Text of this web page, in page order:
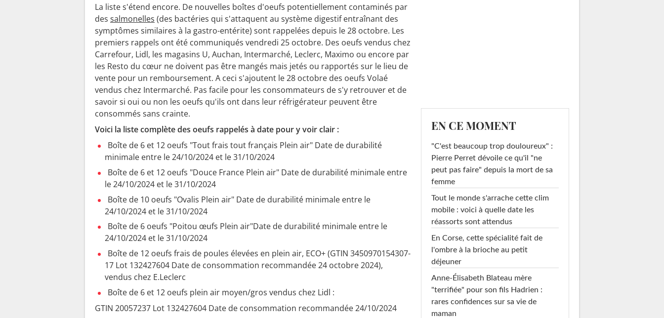
La liste s'étend encore. De nouvelles boîtes d'oeufs potentiellement contaminés par
des salmonelles (des bactéries qui s'attaquent au système digestif entraînant des
symptômes similaires à la gastro-entérite) sont rappelées depuis le 28 octobre. Les
premiers rappels ont été communiqués vendredi 25 octobre. Des oeufs vendus chez
Carrefour, Lidl, les magasins U, Auchan, Intermarché, Leclerc, Maximo ou encore par
les Resto du cœur ne doivent pas être mangés mais jetés ou rapportés sur le lieu de
vente pour un remboursement. A ceci s'ajoutent le 28 octobre des oeufs Volaé
vendus chez Intermarché. Pas facile pour les consommateurs de s'y retrouver et de
savoir si oui ou non les oeufs qu'ils ont dans leur réfrigérateur peuvent être
consommés sans crainte.
Voici la liste complète des oeufs rappelés à date pour y voir clair :
Boîte de 6 et 12 oeufs "Tout frais tout français Plein air" Date de durabilité
minimale entre le 24/10/2024 et le 31/10/2024
Boîte de 6 et 12 oeufs "Douce France Plein air" Date de durabilité minimale entre
le 24/10/2024 et le 31/10/2024
Boîte de 10 oeufs "Ovalis Plein air" Date de durabilité minimale entre le
24/10/2024 et le 31/10/2024
Boîte de 6 oeufs "Poitou œufs Plein air"Date de durabilité minimale entre le
24/10/2024 et le 31/10/2024
Boîte de 12 oeufs frais de poules élevées en plein air, ECO+ (GTIN 3450970154307-
17 Lot 132427604 Date de consommation recommandée 24 octobre 2024),
vendus chez E.Leclerc
Boîte de 6 et 12 oeufs plein air moyen/gros vendus chez Lidl :
GTIN 20057237 Lot 132427604 Date de consommation recommandée 24/10/2024
EN CE MOMENT
"C'est beaucoup trop douloureux" :
Pierre Perret dévoile ce qu'il "ne
peut pas faire" depuis la mort de sa
femme
Tout le monde s'arrache cette clim
mobile : voici à quelle date les
réassorts sont attendus
En Corse, cette spécialité fait de
l'ombre à la brioche au petit
déjeuner
Anne-Élisabeth Blateau mère
"terrifiée" pour son fils Hadrien :
rares confidences sur sa vie de
maman